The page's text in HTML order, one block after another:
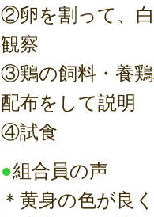
②卵を割って、
観察
③鶏の飼料・養
配布をして説明
④試食
●組合員の声
＊黄身の色が良